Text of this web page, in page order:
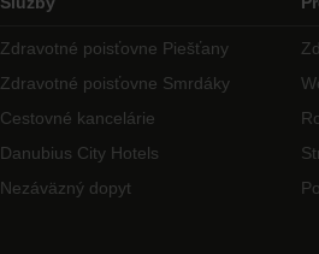
Zdravotné poisťovne Piešťany
Zdravotné poisťovne Smrdáky
Cestovné kancelárie
Danubius City Hotels
Nezáväzný dopyt